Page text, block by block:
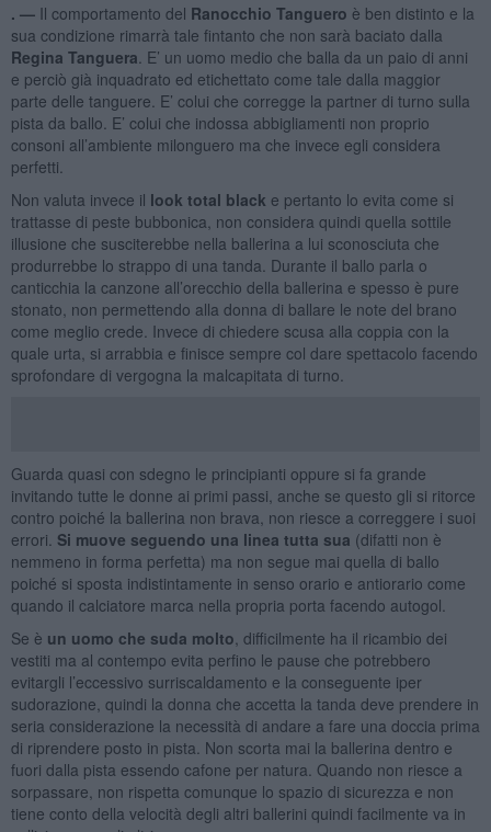
. — Il comportamento del Ranocchio Tanguero è ben distinto e la
sua condizione rimarrà tale fintanto che non sarà baciato dalla
Regina Tanguera . E’ un uomo medio che balla da un paio di anni
e perciò già inquadrato ed etichettato come tale dalla maggior
parte delle tanguere. E’ colui che corregge la partner di turno sulla
pista da ballo. E’ colui che indossa abbigliamenti non proprio
consoni all’ambiente milonguero ma che invece egli considera
perfetti.
Non valuta invece il look total black e pertanto lo evita come si
trattasse di peste bubbonica, non considera quindi quella sottile
illusione che susciterebbe nella ballerina a lui sconosciuta che
produrrebbe lo strappo di una tanda. Durante il ballo parla o
canticchia la canzone all’orecchio della ballerina e spesso è pure
stonato, non permettendo alla donna di ballare le note del brano
come meglio crede. Invece di chiedere scusa alla coppia con la
quale urta, si arrabbia e finisce sempre col dare spettacolo facendo
sprofondare di vergogna la malcapitata di turno.
Guarda quasi con sdegno le principianti oppure si fa grande
invitando tutte le donne ai primi passi, anche se questo gli si ritorce
contro poiché la ballerina non brava, non riesce a correggere i suoi
errori. Si muove seguendo una linea tutta sua (difatti non è
nemmeno in forma perfetta) ma non segue mai quella di ballo
poiché si sposta indistintamente in senso orario e antiorario come
quando il calciatore marca nella propria porta facendo autogol.
Se è un uomo che suda molto , difficilmente ha il ricambio dei
vestiti ma al contempo evita perfino le pause che potrebbero
evitargli l’eccessivo surriscaldamento e la conseguente iper
sudorazione, quindi la donna che accetta la tanda deve prendere in
seria considerazione la necessità di andare a fare una doccia prima
di riprendere posto in pista. Non scorta mai la ballerina dentro e
fuori dalla pista essendo cafone per natura. Quando non riesce a
sorpassare, non rispetta comunque lo spazio di sicurezza e non
tiene conto della velocità degli altri ballerini quindi facilmente va in